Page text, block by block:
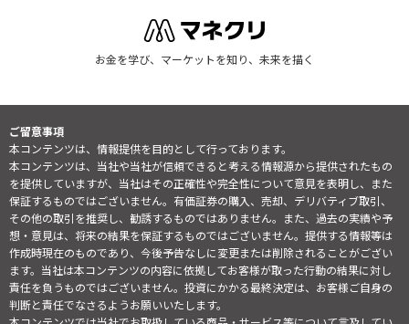
お金を学び、マーケットを知り、未来を描く
ご留意事項
本コンテンツは、情報提供を目的として行っております。
本コンテンツは、当社や当社が信頼できると考える情報源から提供されたもの
を提供していますが、当社はその正確性や完全性について意見を表明し、また
保証するものではございません。有価証券の購入、売却、デリバティブ取引、
その他の取引を推奨し、勧誘するものではありません。また、過去の実績や予
想・意見は、将来の結果を保証するものではございません。提供する情報等は
作成時現在のものであり、今後予告なしに変更または削除されることがござい
ます。当社は本コンテンツの内容に依拠してお客様が取った行動の結果に対し
責任を負うものではございません。投資にかかる最終決定は、お客様ご自身の
判断と責任でなさるようお願いいたします。